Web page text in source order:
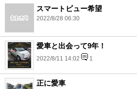
スマートビュー希望
2022/8/28 06:30
愛車と出会って9年！
2022/8/11 14:02 1
正に愛車